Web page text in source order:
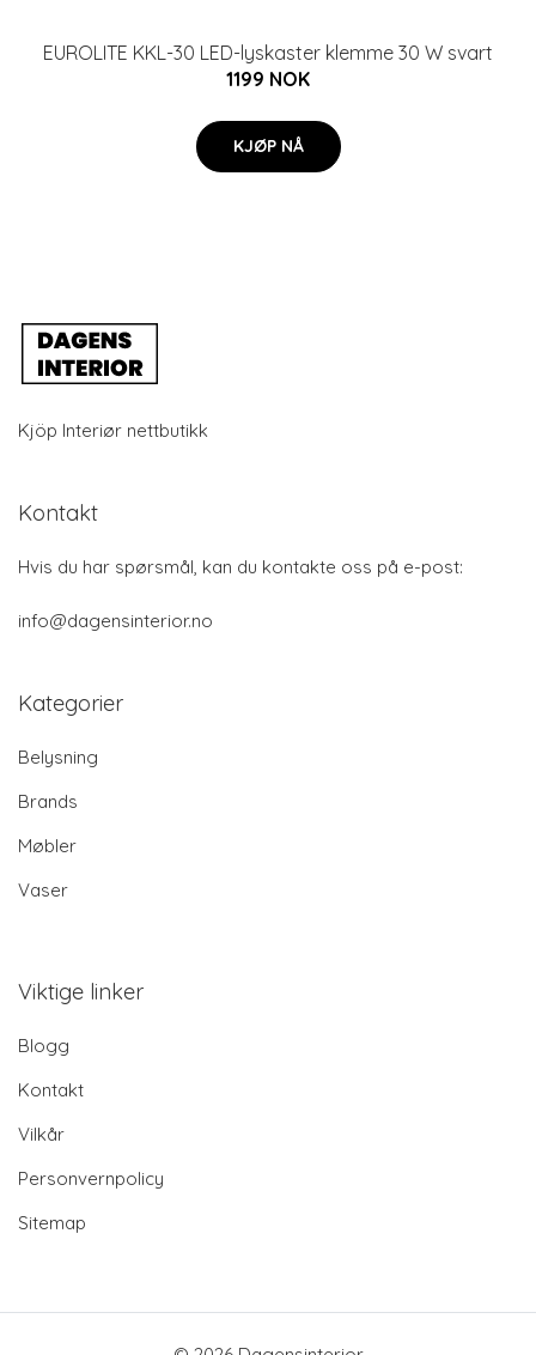
EUROLITE KKL-30 LED-lyskaster klemme 30 W svart
1199 NOK
KJØP NÅ
Kjöp Interiør nettbutikk
Kontakt
Hvis du har spørsmål, kan du kontakte oss på e-post:
info@dagensinterior.no
Kategorier
Belysning
Brands
Møbler
Vaser
Viktige linker
Blogg
Kontakt
Vilkår
Personvernpolicy
Sitemap